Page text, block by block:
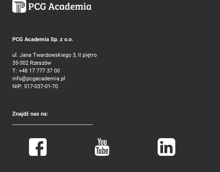
PCG Academia Sp. z o.o.
ul. Jana Twardowskiego 3, II piętro
35-302 Rzeszów
T: +48 17 777 37 00
info@pcgacademia.pl
NIP: 517-037-01-70
Znajdź nas na: